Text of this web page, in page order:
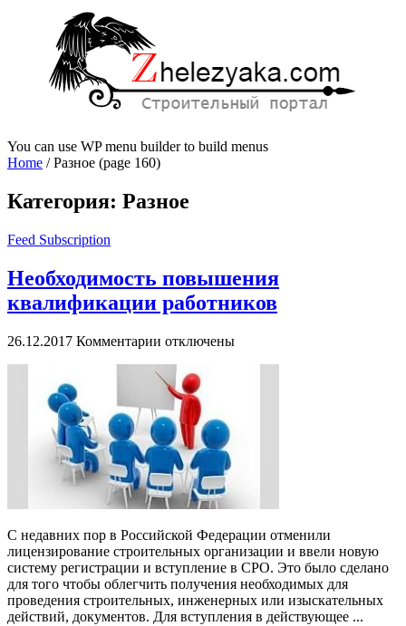
You can use WP menu builder to build menus
Home /Разное (page 160)
Категория: Разное
Feed Subscription
Необходимость повышения
квалификации работников
26.12.2017 Комментарии к
Необходимость
повышения
квалификации
работников
отключены
С недавних пор в Российской Федерации отменили
лицензирование строительных организации и ввели новую
систему регистрации и вступление в СРО. Это было сделано
для того чтобы облегчить получения необходимых для
проведения строительных, инженерных или изыскательных
действий, документов. Для вступления в действующее ...